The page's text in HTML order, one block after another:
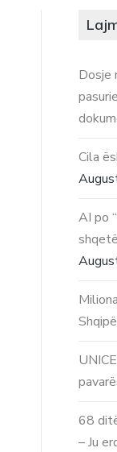
Dosje
Cila
AI po
68
– Ju